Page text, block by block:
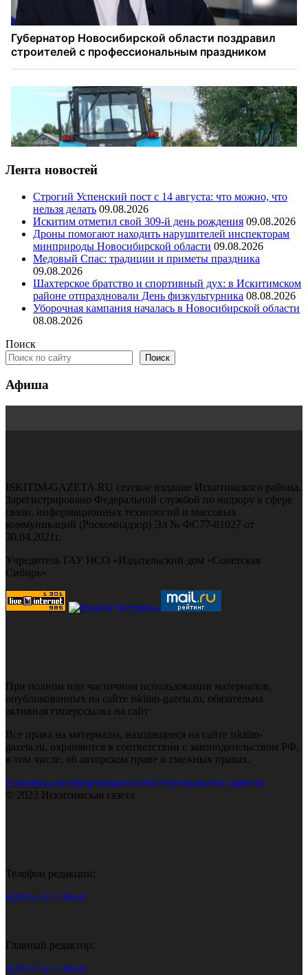
Лента новостей
Строгий Успенский пост с 14 августа: что можно, что
нельзя делать 09.08.2026
Искитим отметил свой 309-й день рождения 09.08.2026
Дроны помогают находить нарушителей инспекторам
минприроды Новосибирской области 09.08.2026
Медовый Спас: традиции и приметы праздника
09.08.2026
Шахтерское братство и спортивный дух: в Искитимском
районе отпраздновали День физкультурника 08.08.2026
Уборочная кампания началась в Новосибирской области
08.08.2026
Поиск
Поиск
Афиша
ISKITIM-GAZETA.RU сетевое издание Искитимского района.
Зарегистрировано Федеральной службой по надзору в сфере
связи, информационных технологий и массовых
коммуникаций (Роскомнадзор) Эл № ФС77-81027 от
30.04.2021г.
Учредитель ГАУ НСО «Издательский дом «Советская
Сибирь»
При полном или частичном использовании материалов,
опубликованных на сайте iskitim-gazeta.ru, обязательна
активная гиперссылка на сайт
Все права на материалы, находящиеся на сайте iskitim-
gazeta.ru, охраняются в соответствии с законодательством РФ,
в том числе, об авторском праве и смежных правах.
Политика конфиденциальности персональных данных
© 2023 Искитимская газета
Телефон редакции:
8(383-43) 7-90-60
Главный редактор:
8(383-43) 7-90-60